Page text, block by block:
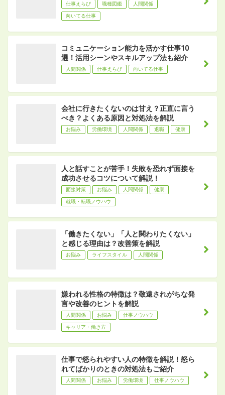
仕事えらび 職種図鑑 人間関係
向いてる仕事
コミュニケーション能力を活かす仕事10
選！活用シーンやスキルアップ法も紹介
人間関係 仕事えらび 向いてる仕事
会社に行きたくないのは甘え？正直に言う
べき？よくある原因と対処法を解説
お悩み 労働環境 人間関係 退職 健康
人と話すことが苦手！失敗を恐れず面接を
成功させるコツについて解説！
面接対策 お悩み 人間関係 健康
就職・転職ノウハウ
「働きたくない」「人と関わりたくない」
と感じる理由は？改善策を解説
お悩み ライフスタイル 人間関係
嫌われる性格の特徴は？敬遠されがちな発
言や改善のヒントを解説
人間関係 お悩み 仕事ノウハウ
キャリア・働き方
仕事で怒られやすい人の特徴を解説！怒ら
れてばかりのときの対処法もご紹介
人間関係 お悩み 労働環境 仕事ノウハウ